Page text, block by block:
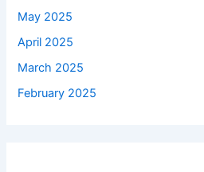
May 2025
April 2025
March 2025
February 2025